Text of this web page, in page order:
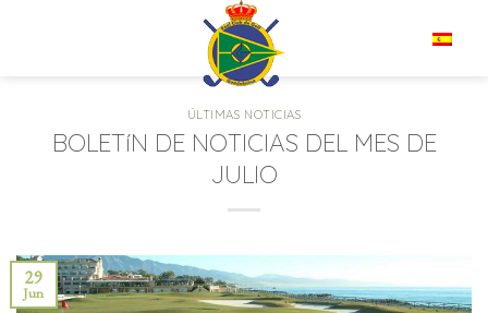
ÚLTIMAS NOTICIAS
BOLETíN DE NOTICIAS DEL MES DE
JULIO
29
Jun